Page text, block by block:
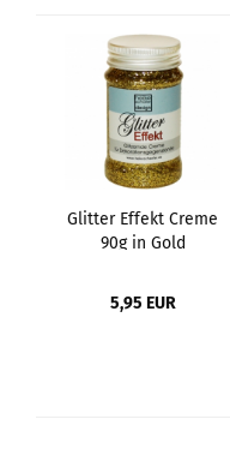
Glitter Effekt Creme
90g in Gold
5,95 EUR